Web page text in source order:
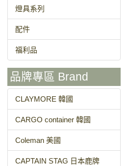
燈具系列
配件
福利品
品牌專區 Brand
CLAYMORE 韓國
CARGO container 韓國
Coleman 美國
CAPTAIN STAG 日本鹿牌